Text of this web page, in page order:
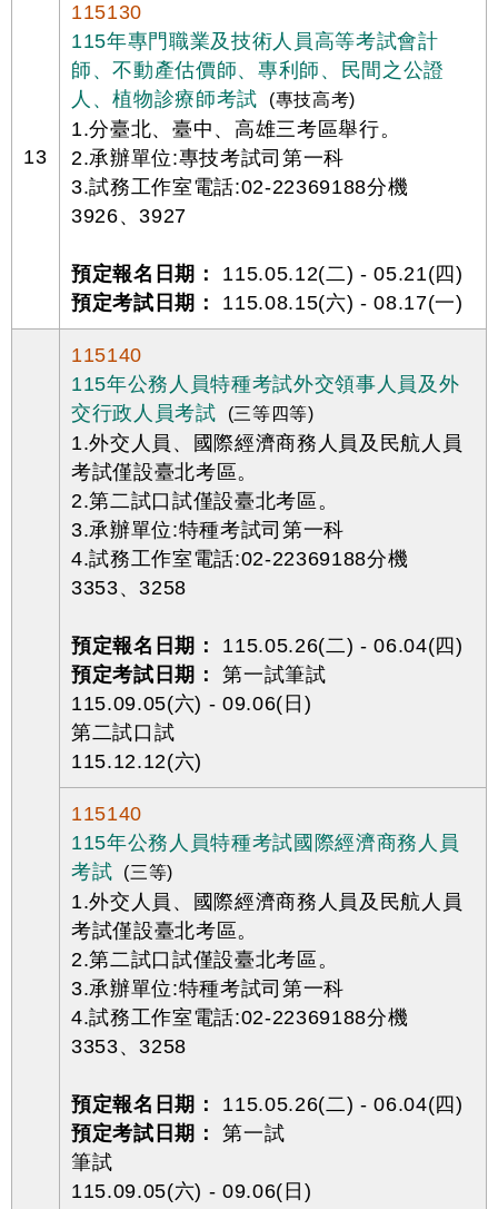
13
115130
115年專門職業及技術人員高等考試會計
師、不動產估價師、專利師、民間之公證
人、植物診療師考試
(專技高考)
1.分臺北、臺中、高雄三考區舉行。
2.承辦單位:專技考試司第一科
3.試務工作室電話:02-22369188分機
3926、3927
預定報名日期：
115.05.12(二) - 05.21(四)
預定考試日期：
115.08.15(六) - 08.17(一)
115140
115年公務人員特種考試外交領事人員及外
交行政人員考試
(三等四等)
1.外交人員、國際經濟商務人員及民航人員
考試僅設臺北考區。
2.第二試口試僅設臺北考區。
3.承辦單位:特種考試司第一科
4.試務工作室電話:02-22369188分機
3353、3258
預定報名日期：
115.05.26(二) - 06.04(四)
預定考試日期：
第一試筆試
115.09.05(六) - 09.06(日)
第二試口試
115.12.12(六)
115140
115年公務人員特種考試國際經濟商務人員
考試
(三等)
1.外交人員、國際經濟商務人員及民航人員
考試僅設臺北考區。
2.第二試口試僅設臺北考區。
3.承辦單位:特種考試司第一科
4.試務工作室電話:02-22369188分機
3353、3258
預定報名日期：
115.05.26(二) - 06.04(四)
預定考試日期：
第一試
筆試
115.09.05(六) - 09.06(日)